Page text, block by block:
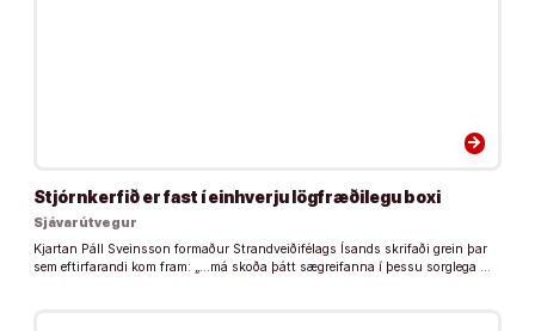
arrow_forward
Stjórnkerfið er fast í einhverju lögfræðilegu boxi
Sjávarútvegur
Kjartan Páll Sveinsson formaður Strandveiðifélags Ísands skrifaði grein þar
sem eftirfarandi kom fram: „…má skoða þátt sægreifanna í þessu sorglega …